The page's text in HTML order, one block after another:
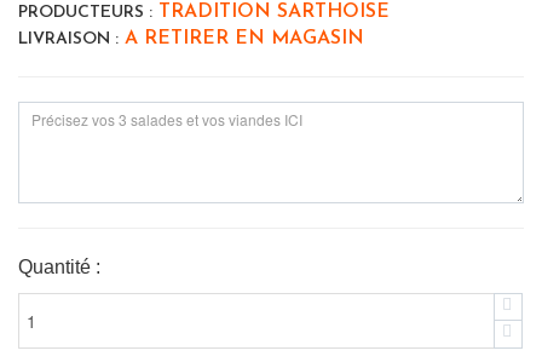
PRODUCTEURS : TRADITION SARTHOISE
LIVRAISON : A RETIRER EN MAGASIN
Quantité :